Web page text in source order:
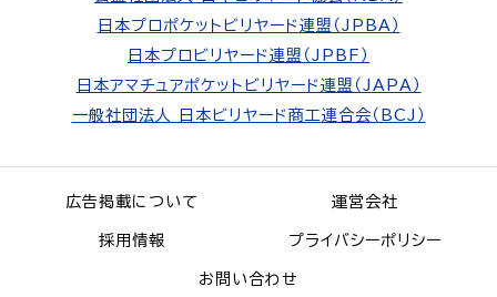
日本プロポケットビリヤード連盟（JPBA）
日本プロビリヤード連盟（JPBF）
日本アマチュアポケットビリヤード連盟（JAPA）
一般社団法人 日本ビリヤード商工連合会（BCJ）
広告掲載について 運営会社
採用情報 プライバシーポリシー
お問い合わせ